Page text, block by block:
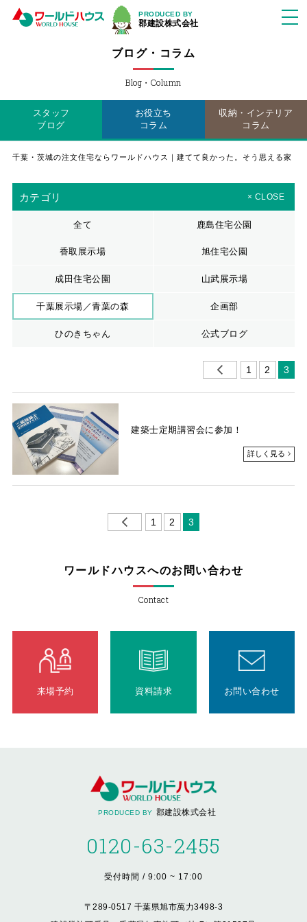
PRODUCED BY
郡建設株式会社
ブログ・コラム
Blog・Column
スタッフ
ブログ
お役立ち
コラム
収納・インテリア
コラム
千葉・茨城の注文住宅ならワールドハウス｜建てて良かった。そう思える家
カテゴリ × CLOSE
全て 鹿島住宅公園
香取展示場 旭住宅公園
成田住宅公園 山武展示場
千葉展示場／青葉の森 企画部
ひのきちゃん 公式ブログ
1 2 3
建築士定期講習会に参加！
詳しく見る
1 2 3
ワールドハウスへのお問い合わせ
Contact
来場予約 資料請求 お問い合わせ
PRODUCED BY 郡建設株式会社
0120-63-2455
受付時間 / 9:00 ~ 17:00
〒289-0517 千葉県旭市萬力3498-3